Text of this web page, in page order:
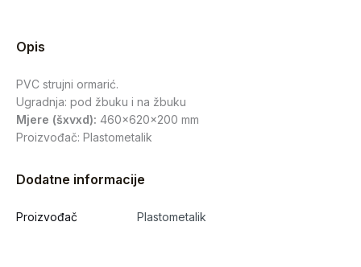
Opis
PVC strujni ormarić.
Ugradnja: pod žbuku i na žbuku
Mjere (šxvxd): 460x620x200 mm
Proizvođač: Plastometalik
Dodatne informacije
Proizvođač Plastometalik